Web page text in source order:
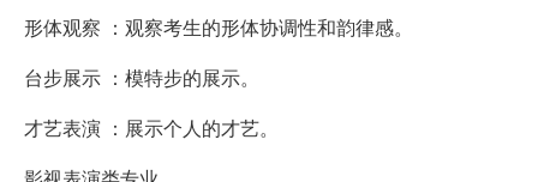
形体观察 ：观察考生的形体协调性和韵律感。
台步展示 ：模特步的展示。
才艺表演 ：展示个人的才艺。